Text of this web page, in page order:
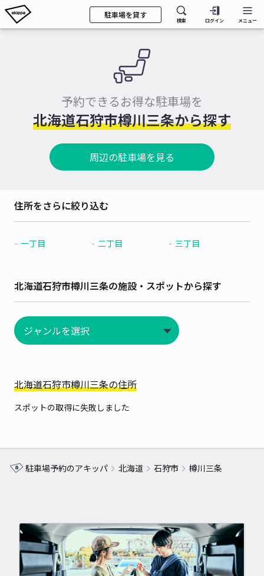
駐車場を貸す
検索 ログイン メニュー
予約できるお得な駐車場を
北海道石狩市樽川三条から探す
周辺の駐車場を見る
住所をさらに絞り込む
一丁目 二丁目 三丁目
北海道石狩市樽川三条の施設・スポットから探す
北海道石狩市樽川三条の住所
スポットの取得に失敗しました
駐車場予約のアキッパ 北海道 石狩市 樽川三条